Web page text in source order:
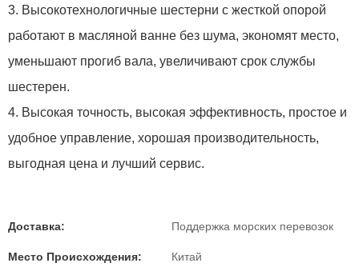
3. Высокотехнологичные шестерни с жесткой опорой
работают в масляной ванне без шума, экономят место,
уменьшают прогиб вала, увеличивают срок службы
шестерен.
4. Высокая точность, высокая эффективность, простое и
удобное управление, хорошая производительность,
выгодная цена и лучший сервис.
Доставка: Поддержка морских перевозок
Место Происхождения: Китай